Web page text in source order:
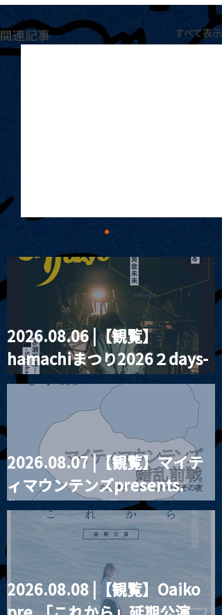
関連記事 すべて表示
MoonRomantic
Channel1周年記念Live
2026.08.06 |【観覧】
hamachiまつり2026２days-
月見ル君想フ編②
2026.08.07 |【観覧】マイテ
ィマウンテンズpresents.
“HALL-IN-ONE”
2026.08.08 |【観覧】Oaiko